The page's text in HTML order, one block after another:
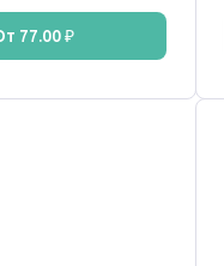
от 77.00 ₽